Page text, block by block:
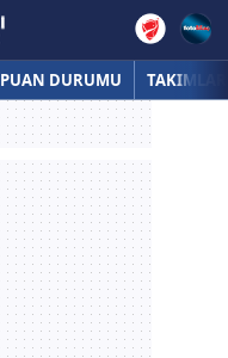
PUAN DURUMU TAKIMLAR